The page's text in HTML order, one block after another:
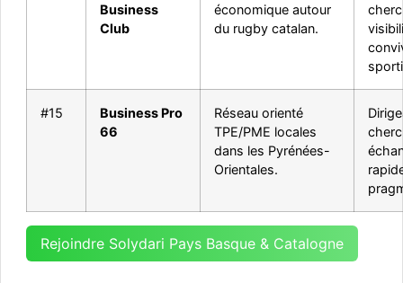
Business
Club
économique autour
du rugby catalan.
#15
Business Pro
66
Réseau orienté
TPE/PME locales
dans les Pyrénées-
Orientales.
Rejoindre Solydari Pays Basque & Catalogne